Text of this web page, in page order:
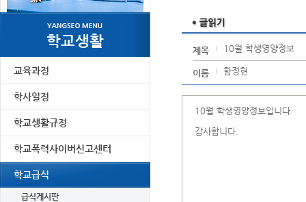
학교생활
교육과정
학사일정
학교생활규정
학교폭력사이버신고센터
학교급식
급식게시판
제목 10월 학생영양정보
이름 함정현
10월 학생영양정보입니다.
감사합니다.